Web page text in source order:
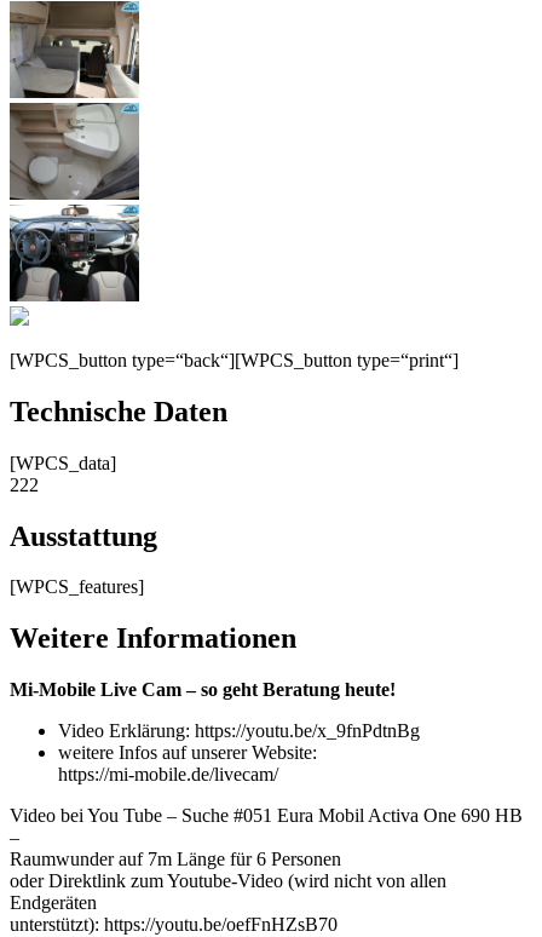
[WPCS_button type=“back“][WPCS_button type=“print“]
Technische Daten
[WPCS_data]
222
Ausstattung
[WPCS_features]
Weitere Informationen
Mi-Mobile Live Cam – so geht Beratung heute!
Video Erklärung: https://youtu.be/x_9fnPdtnBg
weitere Infos auf unserer Website:
https://mi-mobile.de/livecam/
Video bei You Tube – Suche #051 Eura Mobil Activa One 690 HB
–
Raumwunder auf 7m Länge für 6 Personen
oder Direktlink zum Youtube-Video (wird nicht von allen
Endgeräten
unterstützt): https://youtu.be/oefFnHZsB70